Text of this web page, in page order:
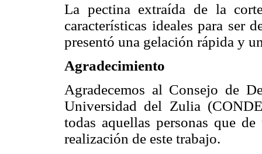
La pectina extraída de la
características ideales para ser
presentó una gelación rápida y
Agradecimiento
Agradecemos al Consejo de
Universidad del Zulia
todas aquellas personas que
realización de este trabajo.